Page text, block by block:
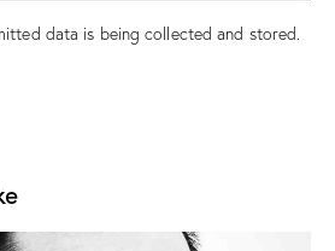
data is beingcollected and stored.